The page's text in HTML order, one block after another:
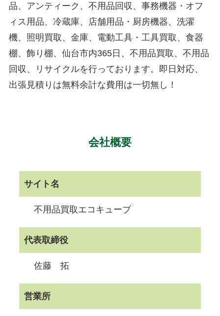
品、アンティーク、不用品回収、事務機器・オフ
ィス用品、冷蔵庫、店舗用品・厨房機器、洗濯
機、照明買取、金庫、電動工具・工具買取、食器
棚、飾り棚、仙台市内365日、不用品買取、不用品
回収、リサイクルを行っております。即日対応、
出張見積りは無料余計な費用は一切無し！
会社概要
サイト名
不用品買取エコキューブ
代表取締役
佐藤 拓
営業所